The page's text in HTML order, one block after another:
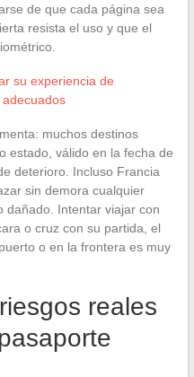
de que cada página sea
resista el uso y que el
su experiencia de
muchos destinos
estado, válido en la fecha de
deterioro. Incluso Francia
sin demora cualquier
dañado. Intentar viajar con
o cruz con su partida, el
o en la frontera es muy
reales